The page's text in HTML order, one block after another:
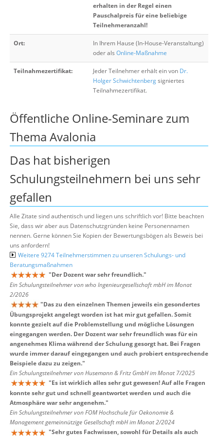
erhalten in der Regel einen
Pauschalpreis für eine beliebige
Teilnehmeranzahl!
Ort:
In Ihrem Hause (In-House-Veranstaltung)
oder als Online-Maßnahme
Teilnahmezertifikat: Jeder Teilnehmer erhält ein von Dr.
Holger Schwichtenbergsigniertes
Teilnahmezertifikat.
Öffentliche Online-Seminare zum
Thema Avalonia
Das hat bisherigen
Schulungsteilnehmern bei uns sehr
gefallen
Alle Zitate sind authentisch und liegen uns schriftlich vor! Bitte beachten
Sie, dass wir aber aus Datenschutzgründen keine Personennamen
nennen. Gerne können Sie Kopien der Bewertungsbögen als Beweis bei
uns anfordern!
Weitere 9274 Teilnehmerstimmen zu unseren Schulungs- und
Beratungsmaßnahmen
"Der Dozent war sehr freundlich."
Ein Schulungsteilnehmer von who Ingenieurgesellschaft mbH im Monat
2/2026
"Das zu den einzelnen Themen jeweils ein gesondertes
Übungsprojekt angelegt worden ist hat mir gut gefallen. Somit
konnte gezielt auf die Problemstellung und mögliche Lösungen
eingegangen werden. Der Dozent war sehr freundlich was für ein
angenehmes Klima während der Schulung gesorgt hat. Bei Fragen
wurde immer darauf eingegangen und auch probiert entsprechende
Beispiele dazu zu zeigen."
Ein Schulungsteilnehmer von Husemann & Fritz GmbH im Monat 7/2025
"Es ist wirklich alles sehr gut gewesen! Auf alle Fragen
konnte sehr gut und schnell geantwortet werden und auch die
Atmosphäre war sehr angenehm."
Ein Schulungsteilnehmer von FOM Hochschule für Oekonomie &
Management gemeinnützige Gesellschaft mbH im Monat 2/2024
"Sehr gutes Fachwissen, sowohl für Details als auch